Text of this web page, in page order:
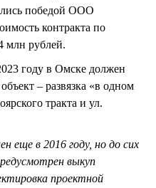
победой ООО
контракта по
млн рублей.
году в Омске должен
– развязка «в одном
тракта и ул.
еще в 2016 году, но до сих
выкуп
проектной